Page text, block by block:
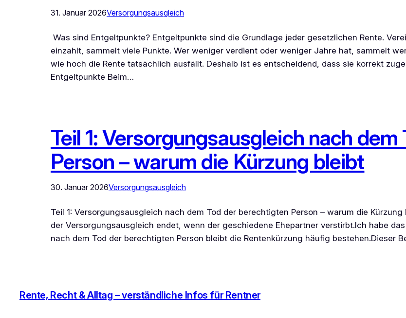
31. Januar 2026Versorgungsausgleich
Was sind Entgeltpunkte? Entgeltpunkte sind die Grundlage jeder gesetzlichen Rente.
einzahlt, sammelt viele Punkte. Wer weniger verdient oder weniger Jahre hat, sammelt
wie hoch die Rente tatsächlich ausfällt. Deshalb ist es entscheidend, dass sie korrekt
Entgeltpunkte Beim…
Teil 1: Versorgungsausgleich nach
Person – warum die Kürzung bleibt
30. Januar 2026Versorgungsausgleich
Teil 1: Versorgungsausgleich nach dem Tod der berechtigten Person – warum die
der Versorgungsausgleich endet, wenn der geschiedene Ehepartner verstirbt.Ich habe
nach dem Tod der berechtigten Person bleibt die Rentenkürzung häufig bestehen.Dieser
Rente, Recht & Alltag – verständliche Infos für Rentner